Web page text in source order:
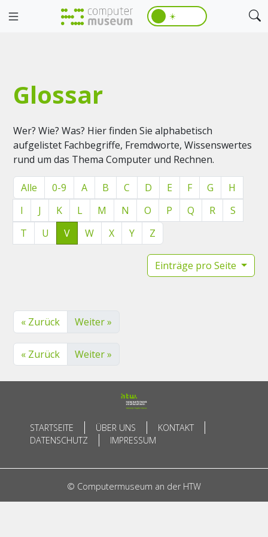
☀️
Glossar
Wer? Wie? Was? Hier finden Sie alphabetisch
aufgelistet Fachbegriffe, Fremdworte, Wissenswertes
rund um das Thema Computer und Rechnen.
Alle 0-9 A B C D E F G
H
I
J K L M N O P Q R
S
T
U V W X Y Z
Einträge pro Seite
« Zurück Weiter »
« Zurück Weiter »
STARTSEITE ÜBER UNS
KONTAKT
DATENSCHUTZ
IMPRESSUM
© Computermuseum an der HTW